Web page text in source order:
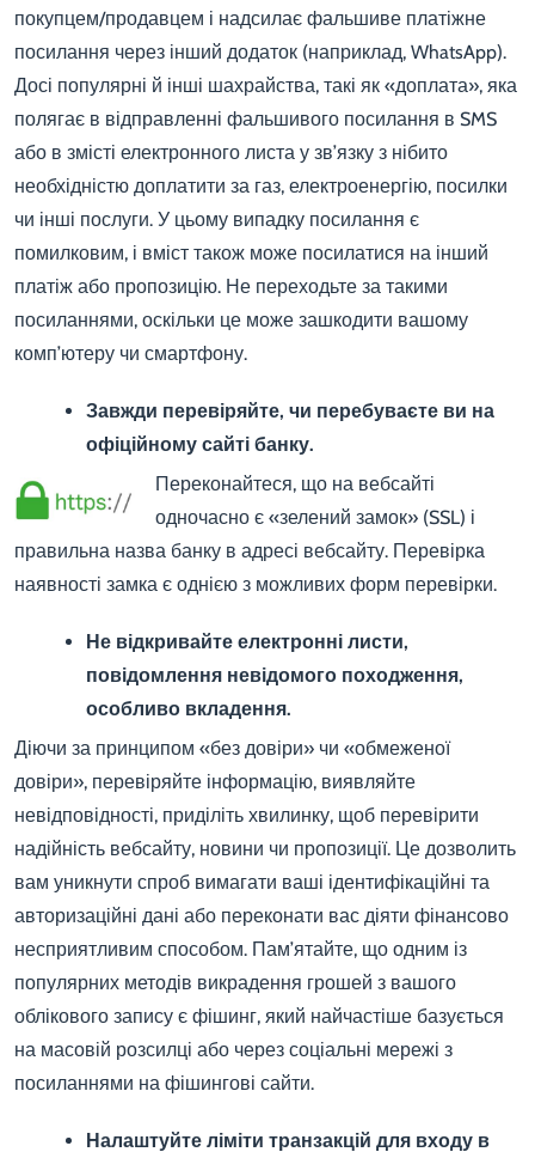
покупцем/продавцем і надсилає фальшиве платіжне
посилання через інший додаток (наприклад, WhatsApp).
Досі популярні й інші шахрайства, такі як «доплата», яка
полягає в відправленні фальшивого посилання в SMS
або в змісті електронного листа у зв’язку з нібито
необхідністю доплатити за газ, електроенергію, посилки
чи інші послуги. У цьому випадку посилання є
помилковим, і вміст також може посилатися на інший
платіж або пропозицію. Не переходьте за такими
посиланнями, оскільки це може зашкодити вашому
комп’ютеру чи смартфону.
Завжди перевіряйте, чи перебуваєте ви на
офіційному сайті банку.
Переконайтеся, що на вебсайті
одночасно є «зелений замок» (SSL) і
правильна назва банку в адресі вебсайту. Перевірка
наявності замка є однією з можливих форм перевірки.
Не відкривайте електронні листи,
повідомлення невідомого походження,
особливо вкладення.
Діючи за принципом «без довіри» чи «обмеженої
довіри», перевіряйте інформацію, виявляйте
невідповідності, приділіть хвилинку, щоб перевірити
надійність вебсайту, новини чи пропозиції. Це дозволить
вам уникнути спроб вимагати ваші ідентифікаційні та
авторизаційні дані або переконати вас діяти фінансово
несприятливим способом. Пам’ятайте, що одним із
популярних методів викрадення грошей з вашого
облікового запису є фішинг, який найчастіше базується
на масовій розсилці або через соціальні мережі з
посиланнями на фішингові сайти.
Налаштуйте ліміти транзакцій для входу в